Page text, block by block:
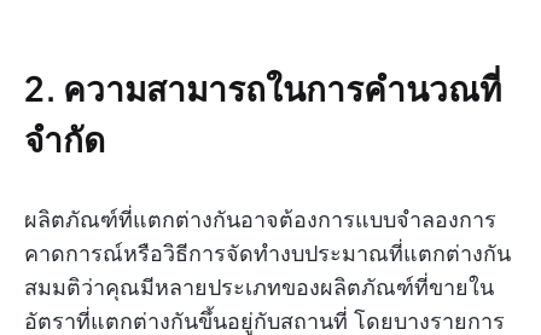
2. ความสามารถในการคำนวณที่
จำกัด
ผลิตภัณฑ์ที่แตกต่างกันอาจต้องการแบบจำลองการ
คาดการณ์หรือวิธีการจัดทำงบประมาณที่แตกต่างกัน
สมมติว่าคุณมีหลายประเภทของผลิตภัณฑ์ที่ขายใน
อัตราที่แตกต่างกันขึ้นอยู่กับสถานที่ โดยบางรายการ